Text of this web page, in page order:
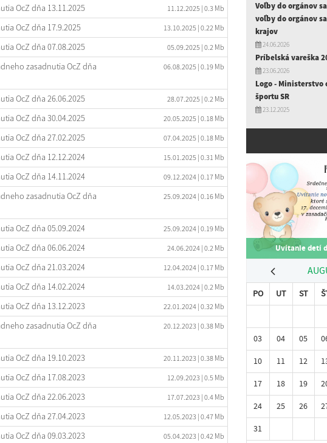
OcZ dňa 13.11.2025 11.12.2025| 0.3 Mb
OcZ dňa 17.9.2025 13.10.2025| 0.22 Mb
OcZ dňa 07.08.2025 05.09.2025| 0.2 Mb
zasadnutia OcZ dňa
06.08.2025| 0.19 Mb
OcZ dňa 26.06.2025 28.07.2025| 0.2 Mb
OcZ dňa 30.04.2025 20.05.2025| 0.18 Mb
OcZ dňa 27.02.2025 07.04.2025| 0.18 Mb
OcZ dňa 12.12.2024 15.01.2025| 0.31 Mb
OcZ dňa 14.11.2024 09.12.2024| 0.17 Mb
zasadnutia OcZ dňa
25.09.2024| 0.16 Mb
OcZ dňa 05.09.2024 25.09.2024| 0.19 Mb
OcZ dňa 06.06.2024 24.06.2024| 0.2 Mb
OcZ dňa 21.03.2024 12.04.2024| 0.17 Mb
OcZ dňa 14.02.2024 14.03.2024| 0.2 Mb
OcZ dňa 13.12.2023 22.01.2024| 0.32 Mb
zasadnutia OcZ dňa
20.12.2023| 0.38 Mb
OcZ dňa 19.10.2023 20.11.2023| 0.38 Mb
OcZ dňa 17.08.2023 12.09.2023| 0.5 Mb
OcZ dňa 22.06.2023 17.07.2023| 0.4 Mb
OcZ dňa 27.04.2023 12.05.2023| 0.47 Mb
OcZ dňa 09.03.2023 05.04.2023| 0.42 Mb
Voľby do orgánov
voľby do orgánov
krajov
24.06.2026
Príbelská vareška
23.06.2026
Logo - Ministerstvo
športu SR
23.12.2025
Uvítanie detí
PO UT ST
03
04 05
10
11 12
17
18 19
24
25 26
31